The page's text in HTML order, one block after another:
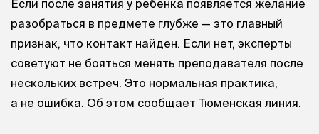
Если после занятия у ребенка появляется желание
разобраться в предмете глубже — это главный
признак, что контакт найден. Если нет, эксперты
советуют не бояться менять преподавателя после
нескольких встреч. Это нормальная практика,
а не ошибка. Об этом сообщает Тюменская линия.